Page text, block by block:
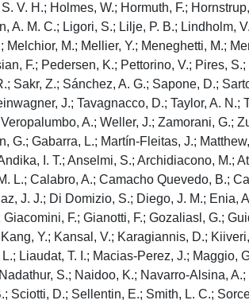
V. H.; Holmes, W.; Hormuth, F.;
M. C.; Ligori, S.; Lilje, P. B.; Lindholm,
M.; Mellier, Y.; Meneghetti, M.;
F.; Pedersen, K.; Pettorino, V.; Pires,
Z.; Sánchez, A. G.; Sapone, D.;
J.; Tavagnacco, D.; Taylor, A. N.;
A.; Weller, J.; Zamorani, G.;
Gabarra, L.; Martín-Fleitas, J.;
I. T.; Anselmi, S.; Archidiacono, M.;
L.; Calabro, A.; Camacho Quevedo, B.;
J. J.; Di Domizio, S.; Diego, J. M.; Enia,
F.; Gianotti, F.; Gozaliasl, G.;
Y.; Kansal, V.; Karagiannis, D.;
Liaudat, T. I.; Macias-Perez, J.;
S.; Naidoo, K.; Navarro-Alsina,
D.; Sellentin, E.; Smith, L. C.;